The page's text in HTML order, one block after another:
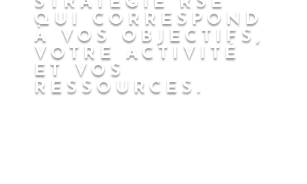
QUI CORRESPOND
À VOS OBJECTIFS,
VOTRE ACTIVITÉ
ET VOS
RESSOURCES.